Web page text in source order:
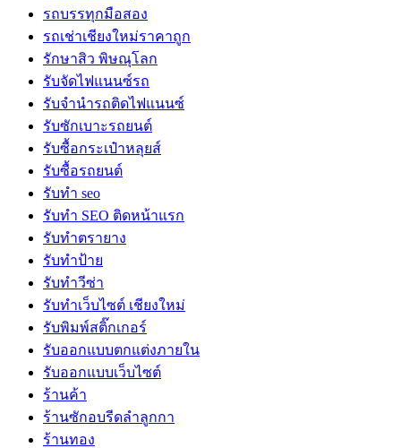
รถบรรทุกมือสอง
รถเช่าเชียงใหม่ราคาถูก
รักษาสิว พิษณุโลก
รับจัดไฟแนนซ์รถ
รับจำนำรถติดไฟแนนซ์
รับซักเบาะรถยนต์
รับซื้อกระเป๋าหลุยส์
รับซื้อรถยนต์
รับทำ seo
รับทำ SEO ติดหน้าแรก
รับทำตรายาง
รับทำป้าย
รับทำวีซ่า
รับทำเว็บไซต์ เชียงใหม่
รับพิมพ์สติ๊กเกอร์
รับออกแบบตกแต่งภายใน
รับออกแบบเว็บไซต์
ร้านค้า
ร้านซักอบรีดลำลูกกา
ร้านทอง